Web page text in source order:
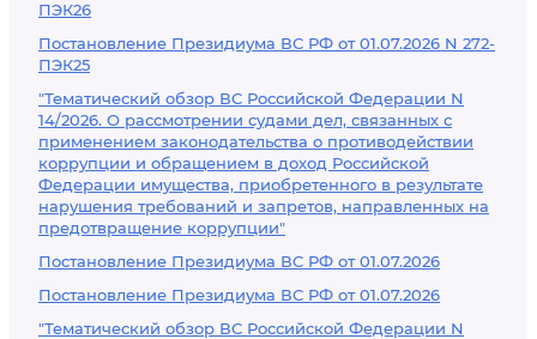
ПЭК26
Постановление Президиума ВС РФ от 01.07.2026 N 272-
ПЭК25
"Тематический обзор ВС Российской Федерации N
14/2026. О рассмотрении судами дел, связанных с
применением законодательства о противодействии
коррупции и обращением в доход Российской
Федерации имущества, приобретенного в результате
нарушения требований и запретов, направленных на
предотвращение коррупции"
Постановление Президиума ВС РФ от 01.07.2026
Постановление Президиума ВС РФ от 01.07.2026
"Тематический обзор ВС Российской Федерации N